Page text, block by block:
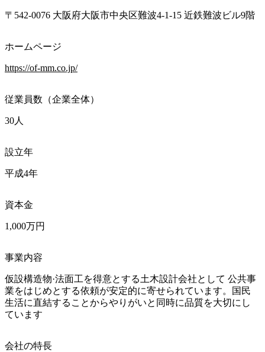
〒542-0076 大阪府大阪市中央区難波4-1-15 近鉄難波ビル9階
ホームページ
https://of-mm.co.jp/
従業員数（企業全体）
30人
設立年
平成4年
資本金
1,000万円
事業内容
仮設構造物·法面工を得意とする土木設計会社として 公共事
業をはじめとする依頼が安定的に寄せられています。国民
生活に直結することからやりがいと同時に品質を大切にし
ています
会社の特長